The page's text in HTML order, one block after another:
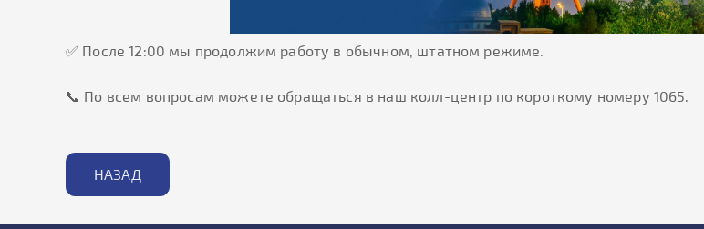
✅ После 12:00 мы продолжим работу в обычном, штатном режиме.
📞 По всем вопросам можете обращаться в наш колл-центр по короткому номеру 1065.
НАЗАД